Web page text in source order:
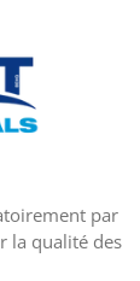
par
la qualité des